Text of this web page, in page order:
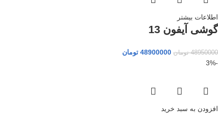
اطلاعات بیشتر
گوشی آیفون 13
48950000 تومان 48900000 تومان
-3%
افزودن به سبد خرید